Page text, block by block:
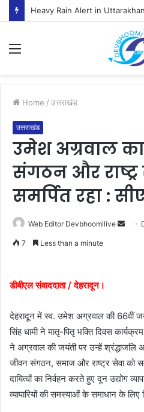
Menu
Home / उत्तराखंड
उत्तराखंड
उमेश अग्रवाल
संगठन और
समर्पित रहा :
Web Editor Devbhoomilive
Send
7 Less than a minute
डीबीएल संवाददाता / देहरादून।
देहरादून में स्व. उमेश अग्रवाल की 66वीं
सिंह धामी ने मातृ-पितृ भक्ति दिवस
ने अग्रवाल की जयंती पर उन्हें श्रंद्धाजलि
जीवन संगठन, समाज और राष्ट्र सेवा को
दायित्वों का निर्वहन करते हुए दून उद्योग
व्यापारियों की समस्याओं के समाधान के लिए